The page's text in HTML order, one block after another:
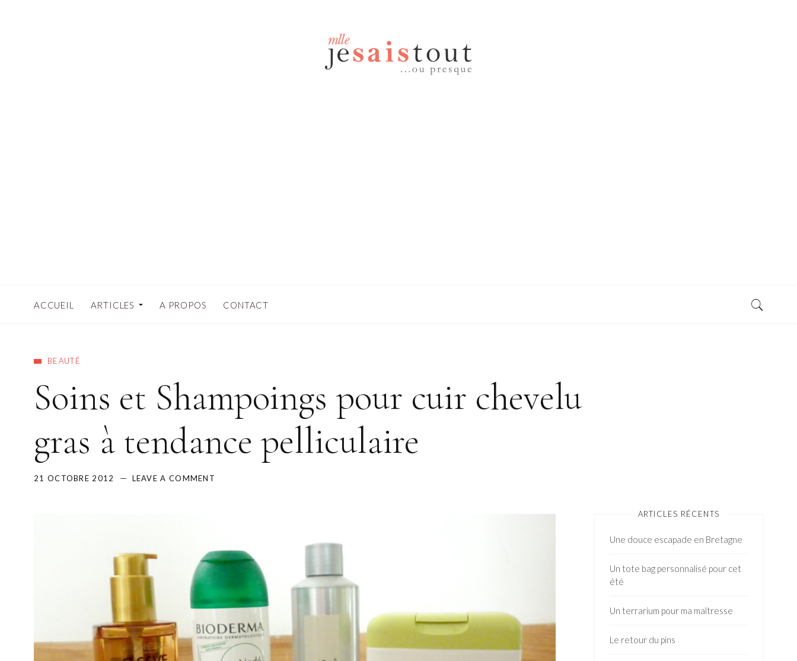
ACCUEIL ARTICLES A PROPOS CONTACT
BEAUTÉ
Soins et Shampoings pour cuir chevelu
gras à tendance pelliculaire
21 OCTOBRE 2012 LEAVE A COMMENT
ARTICLES RÉCENTS
Une douce escapade en Bretagne
Un tote bag personnalisé pour cet
été
Un terrarium pour ma maîtresse
Le retour du pins